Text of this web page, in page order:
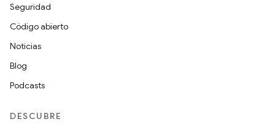
Seguridad
Código abierto
Noticias
Blog
Podcasts
DESCUBRE